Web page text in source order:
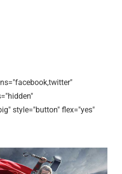
style="button" flex="yes"